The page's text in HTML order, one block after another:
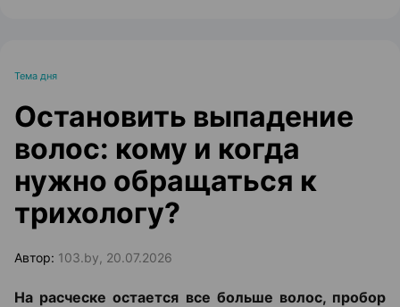
Тема дня
Остановить выпадение
волос: кому и когда
нужно обращаться к
трихологу?
Автор: 103.by, 20.07.2026
На расческе остается все больше волос, пробор